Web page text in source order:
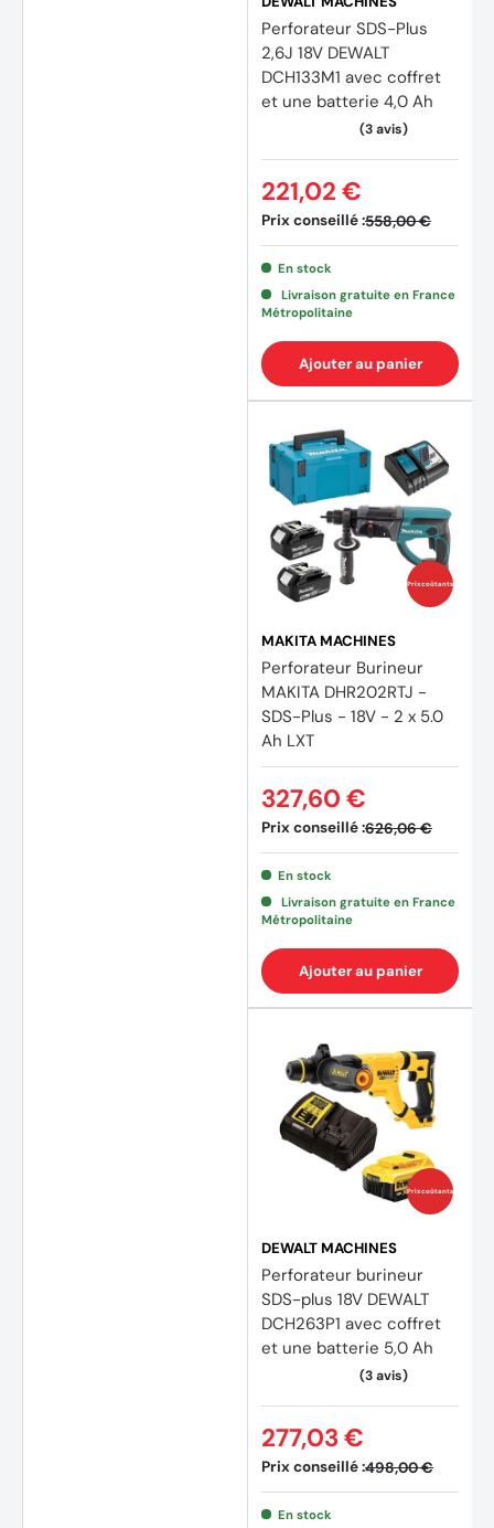
(1
Perforateur SDS-Plus
2,6J 18V DEWALT
DCH133M1 avec coffret
et une batterie 4,0 Ah
Prix conseillé :558,00 €
221,02 €
En stock
Livraison gratuite en France
Métropolitaine
Ajouter au panier
Prix coûtants
MAKITA MACHINES
Perforateur Burineur
MAKITA DHR202RTJ -
SDS-Plus - 18V - 2 x 5.0
Ah LXT
Prix conseillé :626,06 €
327,60 €
En stock
Livraison gratuite en France
Métropolitaine
Ajouter au panier
Prix coûtants
DEWALT MACHINES
Perforateur burineur
SDS-plus 18V DEWALT
DCH263P1 avec coffret
et une batterie 5,0 Ah
Prix conseillé :498,00 €
277,03 €
En stock